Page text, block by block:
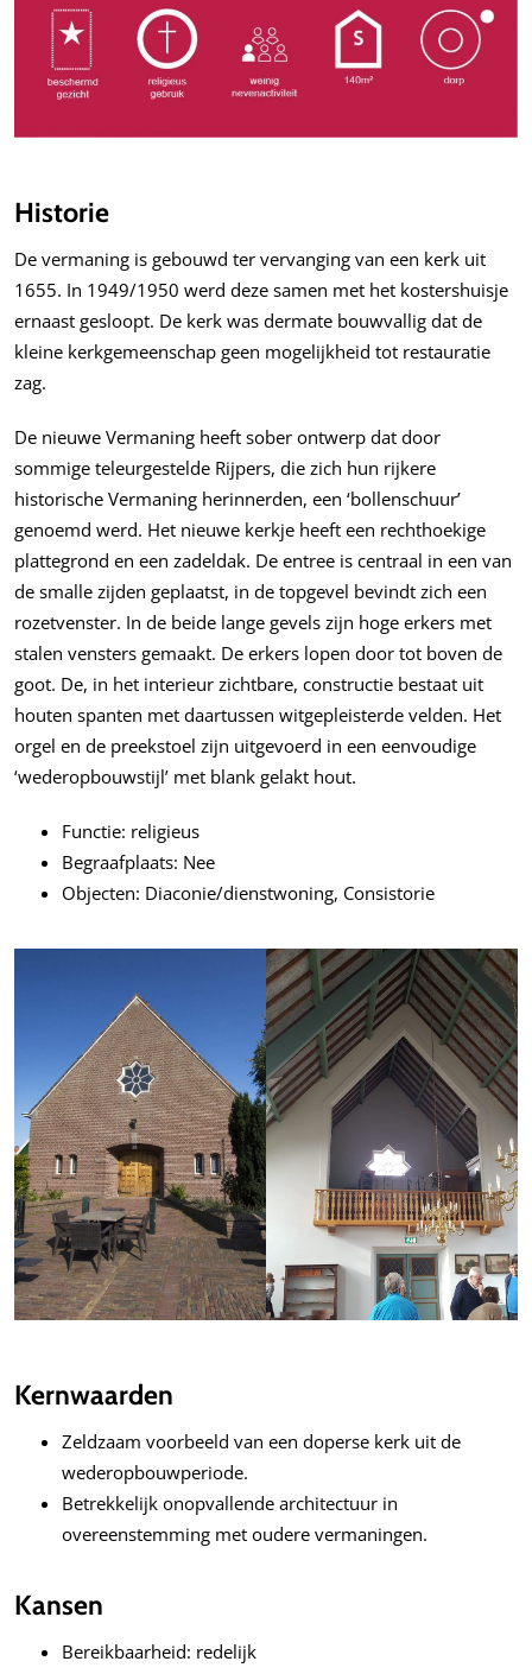
Historie
De vermaning is gebouwd ter vervanging van een kerk uit
1655. In 1949/1950 werd deze samen met het kostershuisje
ernaast gesloopt. De kerk was dermate bouwvallig dat de
kleine kerkgemeenschap geen mogelijkheid tot restauratie
zag.
De nieuwe Vermaning heeft sober ontwerp dat door
sommige teleurgestelde Rijpers, die zich hun rijkere
historische Vermaning herinnerden, een ‘bollenschuur’
genoemd werd. Het nieuwe kerkje heeft een rechthoekige
plattegrond en een zadeldak. De entree is centraal in een van
de smalle zijden geplaatst, in de topgevel bevindt zich een
rozetvenster. In de beide lange gevels zijn hoge erkers met
stalen vensters gemaakt. De erkers lopen door tot boven de
goot. De, in het interieur zichtbare, constructie bestaat uit
houten spanten met daartussen witgepleisterde velden. Het
orgel en de preekstoel zijn uitgevoerd in een eenvoudige
‘wederopbouwstijl’ met blank gelakt hout.
Functie: religieus
Begraafplaats: Nee
Objecten: Diaconie/dienstwoning, Consistorie
Kernwaarden
Zeldzaam voorbeeld van een doperse kerk uit de
wederopbouwperiode.
Betrekkelijk onopvallende architectuur in
overeenstemming met oudere vermaningen.
Kansen
Bereikbaarheid: redelijk